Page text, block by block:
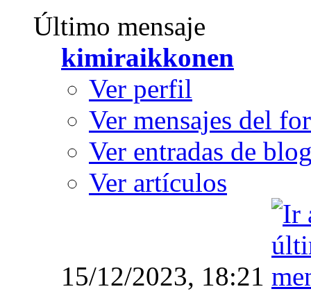
Último mensaje
kimiraikkonen
Ver perfil
Ver mensajes del
Ver entradas de
Ver artículos
15/12/2023, 18:21